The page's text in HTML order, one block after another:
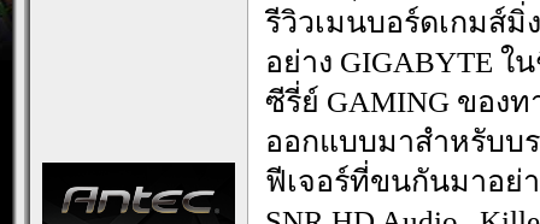
รีวิวเมนบอร์ดเกมส์
อย่าง GIGABYTE ใ
ซีรี่ย์ GAMING ของท
ออกแบบมาสำหรับบ
ฟีเจอร์ที่ขนกันมาอย่